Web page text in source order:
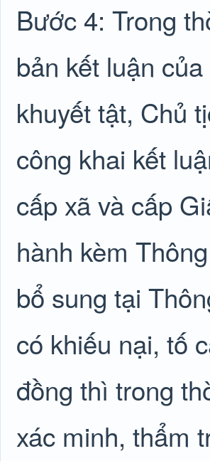
Bước 4: Trong
bản kết luận
khuyết tật, Chủ
công khai kết
cấp xã và cấp
hành kèm
bổ sung tại
có khiếu nại, tố
đồng thì trong
xác minh, thẩm